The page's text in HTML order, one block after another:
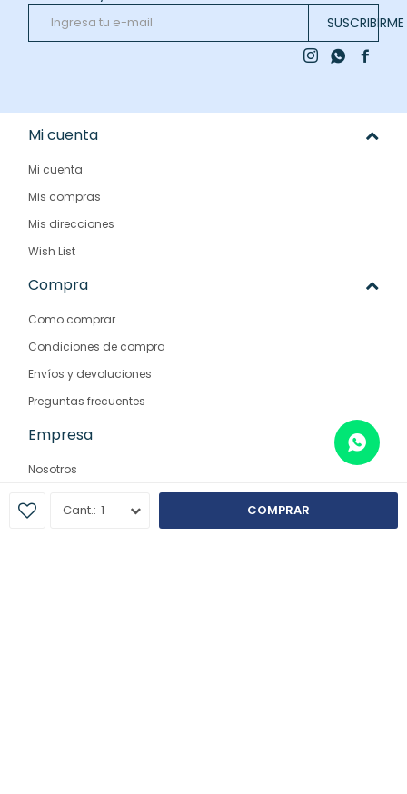
1 COMPRAR
SUSCRIBIRME

 
Mi cuenta
Mi cuenta
Mis compras
Mis direcciones
Wish List
Compra
Como comprar
Condiciones de compra
Envíos y devoluciones
Preguntas frecuentes
Empresa
Nosotros